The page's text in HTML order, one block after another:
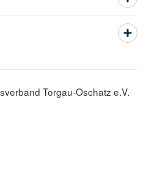
Torgau-Oschatz e.V.